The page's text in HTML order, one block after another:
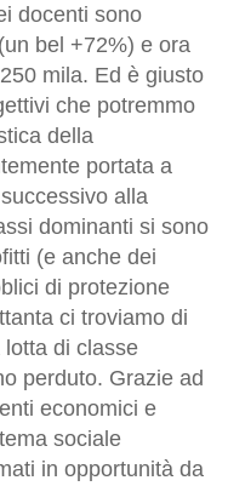
docenti sono
bel +72%) e ora
mila. Ed è giusto
che potremmo
della
portata a
alla
dominanti si sono
(e anche dei
di protezione
ci troviamo di
di classe
perduto. Grazie ad
economici e
sociale
in opportunità da